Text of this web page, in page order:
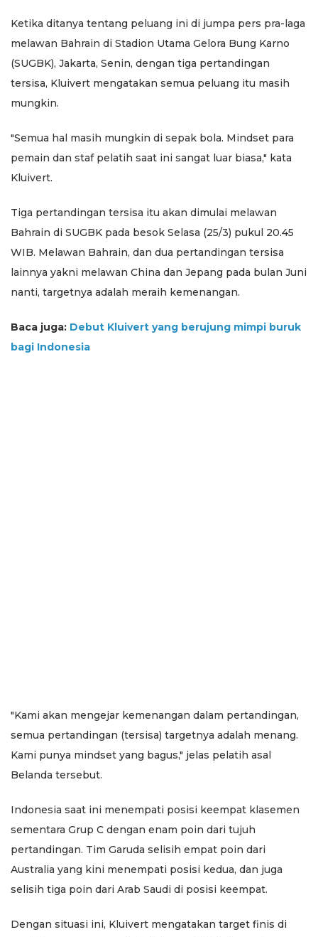
Ketika ditanya tentang peluang ini di jumpa pers pra-laga
melawan Bahrain di Stadion Utama Gelora Bung Karno
(SUGBK), Jakarta, Senin, dengan tiga pertandingan
tersisa, Kluivert mengatakan semua peluang itu masih
mungkin.
"Semua hal masih mungkin di sepak bola. Mindset para
pemain dan staf pelatih saat ini sangat luar biasa," kata
Kluivert.
Tiga pertandingan tersisa itu akan dimulai melawan
Bahrain di SUGBK pada besok Selasa (25/3) pukul 20.45
WIB. Melawan Bahrain, dan dua pertandingan tersisa
lainnya yakni melawan China dan Jepang pada bulan Juni
nanti, targetnya adalah meraih kemenangan.
Baca juga: Debut Kluivert yang berujung mimpi buruk
bagi Indonesia
"Kami akan mengejar kemenangan dalam pertandingan,
semua pertandingan (tersisa) targetnya adalah menang.
Kami punya mindset yang bagus," jelas pelatih asal
Belanda tersebut.
Indonesia saat ini menempati posisi keempat klasemen
sementara Grup C dengan enam poin dari tujuh
pertandingan. Tim Garuda selisih empat poin dari
Australia yang kini menempati posisi kedua, dan juga
selisih tiga poin dari Arab Saudi di posisi keempat.
Dengan situasi ini, Kluivert mengatakan target finis di